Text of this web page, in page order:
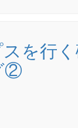
を行
②